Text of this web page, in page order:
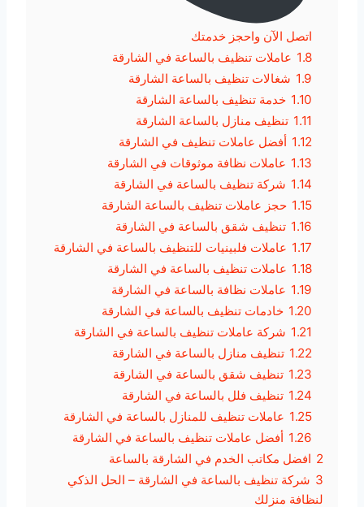
اتصل الآن واحجز خدمتك
1.8 عاملات تنظيف بالساعة في الشارقة
1.9 شغالات تنظيف بالساعة الشارقة
1.10 خدمة تنظيف بالساعة الشارقة
1.11 تنظيف منازل بالساعة الشارقة
1.12 أفضل عاملات تنظيف في الشارقة
1.13 عاملات نظافة موثوقات في الشارقة
1.14 شركة تنظيف بالساعة في الشارقة
1.15 حجز عاملات تنظيف بالساعة الشارقة
1.16 تنظيف شقق بالساعة في الشارقة
1.17 عاملات فلبينيات للتنظيف بالساعة في الشارقة
1.18 عاملات تنظيف بالساعة في الشارقة
1.19 عاملات نظافة بالساعة في الشارقة
1.20 خادمات تنظيف بالساعة في الشارقة
1.21 شركة عاملات تنظيف بالساعة في الشارقة
1.22 تنظيف منازل بالساعة في الشارقة
1.23 تنظيف شقق بالساعة في الشارقة
1.24 تنظيف فلل بالساعة في الشارقة
1.25 عاملات تنظيف للمنازل بالساعة في الشارقة
1.26 أفضل عاملات تنظيف بالساعة في الشارقة
2 افضل مكاتب الخدم في الشارقة بالساعة
3 شركة تنظيف بالساعة في الشارقة – الحل الذكي
لنظافة منزلك